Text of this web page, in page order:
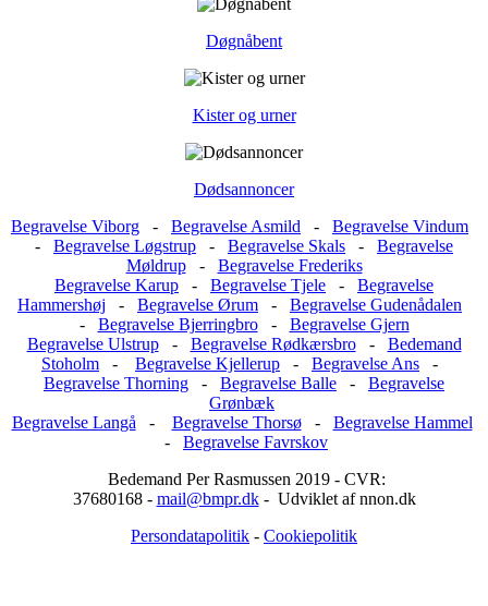
Døgnåbent
Kister og urner
Dødsannoncer
Begravelse Viborg - Begravelse Asmild - Begravelse Vindum
- Begravelse Løgstrup - Begravelse Skals - Begravelse
Møldrup- Begravelse Frederiks
Begravelse Karup - Begravelse Tjele - Begravelse
Hammershøj - Begravelse Ørum - Begravelse Gudenådalen
- Begravelse Bjerringbro- Begravelse Gjern
Begravelse Ulstrup- Begravelse Rødkærsbro- Bedemand
Stoholm - Begravelse Kjellerup - Begravelse Ans -
Begravelse Thorning - Begravelse Balle - Begravelse
Grønbæk
Begravelse Langå - Begravelse Thorsø- Begravelse Hammel
- Begravelse Favrskov
Bedemand Per Rasmussen 2019 - CVR:
37680168 - mail@bmpr.dk- Udviklet af nnon.dk
Persondatapolitik - Cookiepolitik